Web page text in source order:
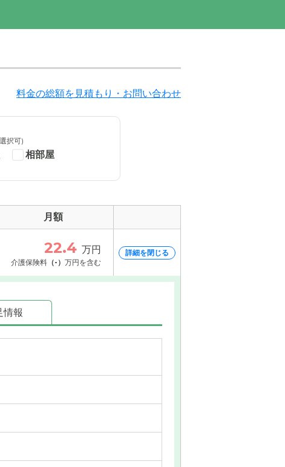
料金の総額を見積もり・お問い合わせ
択可)
相部屋
月額
22.4 万円
介護保険料 （-） 万円を含む
詳細を閉じる
情報